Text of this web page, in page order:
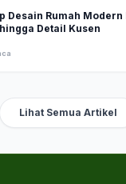
Desain Rumah
Detail Kusen
Lihat Semua Artikel